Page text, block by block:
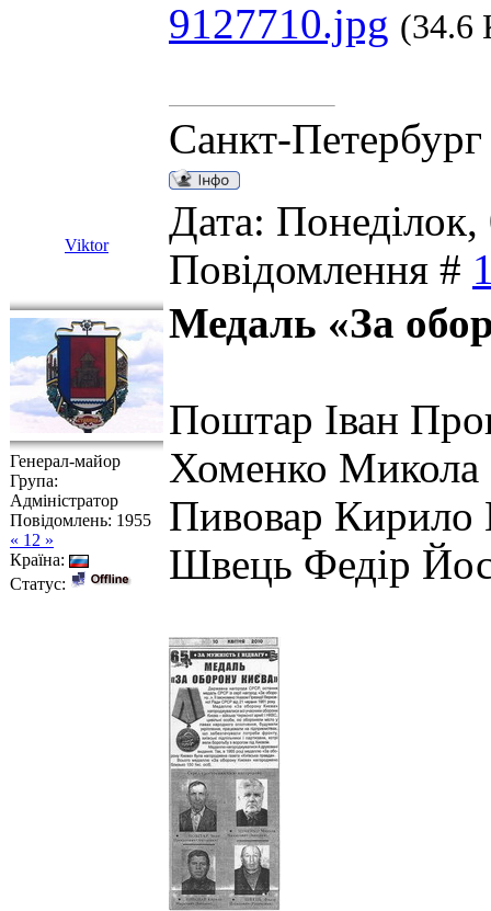
9127710.jpg (34.6
Санкт-Петербург
Viktor
Дата:
Повідомлення #
Генерал-майор
Група:
Адміністратор
Повідомлень: 1955
« 12 »
Країна:
Статус:
Медаль «За
Поштар Іван
Хоменко Микола
Пивовар Кирило
Швець Федір